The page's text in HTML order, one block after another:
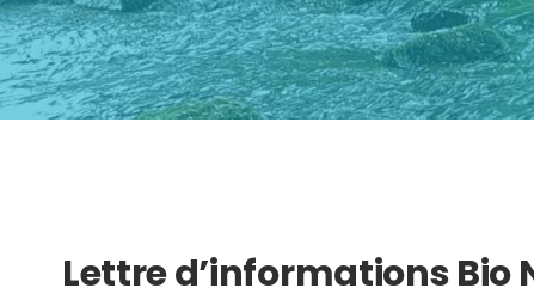
Lettre d’informations